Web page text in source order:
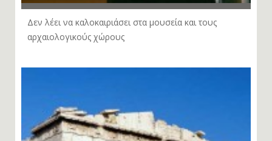
Δεν λέει να καλοκαιριάσει στα μουσεία και τους
αρχαιολογικούς χώρους